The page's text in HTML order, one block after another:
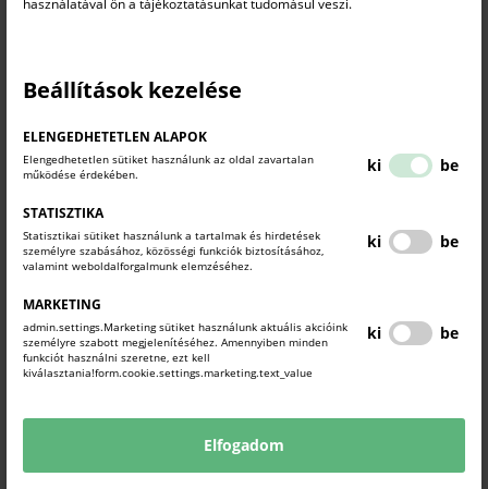
Beállítások kezelése
ELENGEDHETETLEN ALAPOK
Elengedhetetlen sütiket használunk az oldal zavartalan
működése érdekében.
ki be
STATISZTIKA
Statisztikai sütiket használunk a tartalmak és hirdetések
személyre szabásához, közösségi funkciók biztosításához,
valamint weboldalforgalmunk elemzéséhez.
ki be
MARKETING
admin.settings.Marketing sütiket használunk aktuális akcióink
személyre szabott megjelenítéséhez. Amennyiben minden
funkciót használni szeretne, ezt kell
kiválasztania!form.cookie.settings.marketing.text_value
ki be
Elfogadom
vállalkozásvezetéshez szükséges ismeretek elsajátítását. Tanúsítsa
megszerzését és készségszintű ismeretét. Ezzel a szakmai
teremtse meg.
Mestervizsgára jelentkezés első lépése a mestervizsga jelentkezési
átvehető a Komárom-Esztergom Vármegyei Kereskedelmi és
Iparkamarában Tatabánya, Fő tér 36. II emelet)
A jelentkezési lap mellékleteként a kamara munkatársa által
kell csatolni.
Az adott szakmára vonatkozó, rendeletben kiadott mestervizsga
követelmény áttanulmányozása megállapítható, hogy rendelkezik-e
a jelentkezéshez szükséges szakmai és elméleti ismeretekkel.
rendeletben megjelent a mestervizsga szint és
követelmény.